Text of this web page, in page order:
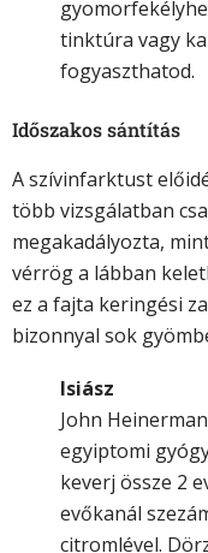
tinktúra vagy
fogyaszthatod.
Időszakos sántítás
A szívinfarktust
több vizsgálatban
megakadályozta,
vérrög a lábban
ez a fajta keringési
bizonnyal sok
Isiász
John
egyiptomi
keverj össze 2
evőkanál
citromlével.